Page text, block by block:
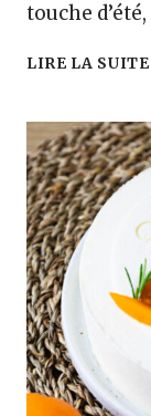
touche
LIRE LA SUITE